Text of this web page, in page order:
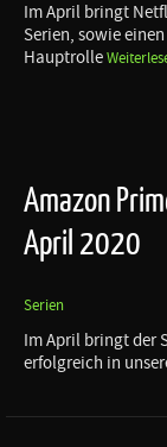
Im April bringt
Serien, sowie
Hauptrolle
Amazon
April 2020
Serien
Im April bringt der
erfolgreich in